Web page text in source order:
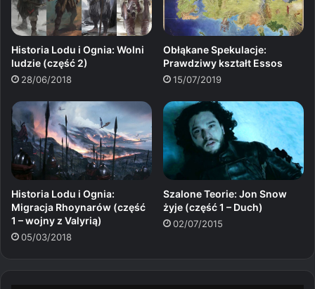
Historia Lodu i Ognia: Wolni
ludzie (część 2)
28/06/2018
Obłąkane Spekulacje:
Prawdziwy kształt Essos
15/07/2019
Historia Lodu i Ognia:
Migracja Rhoynarów (część
1 – wojny z Valyrią)
05/03/2018
Szalone Teorie: Jon Snow
żyje (część 1 – Duch)
02/07/2015